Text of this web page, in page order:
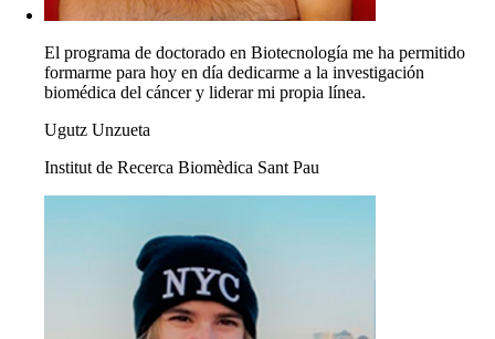
El programa de doctorado en Biotecnología me ha permitido
formarme para hoy en día dedicarme a la investigación
biomédica del cáncer y liderar mi propia línea.
Ugutz Unzueta
Institut de Recerca Biomèdica Sant Pau